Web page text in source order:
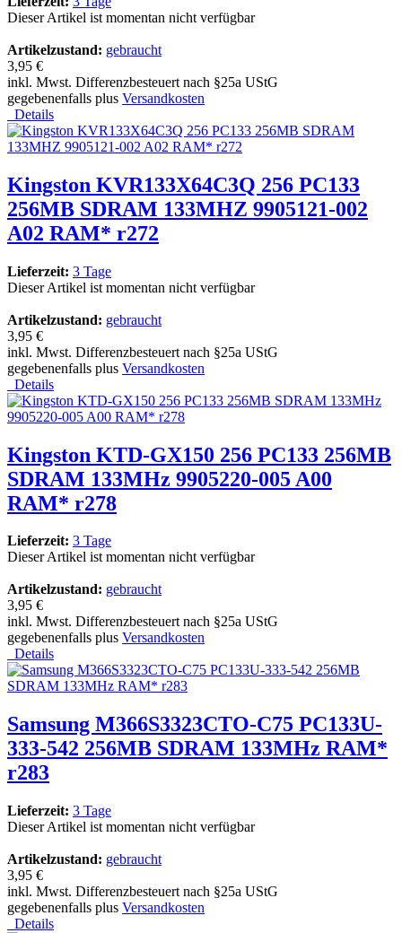
Dieser Artikel ist momentan nicht verfügbar
Artikelzustand: gebraucht
3,95 €
inkl. Mwst. Differenzbesteuert nach §25a UStG
gegebenenfalls plus Versandkosten
Details
Kingston KVR133X64C3Q 256 PC133
256MB SDRAM 133MHZ 9905121-002
A02 RAM* r272
Lieferzeit: 3 Tage
Dieser Artikel ist momentan nicht verfügbar
Artikelzustand: gebraucht
3,95 €
inkl. Mwst. Differenzbesteuert nach §25a UStG
gegebenenfalls plus Versandkosten
Details
Kingston KTD-GX150 256 PC133 256MB
SDRAM 133MHz 9905220-005 A00
RAM* r278
Lieferzeit: 3 Tage
Dieser Artikel ist momentan nicht verfügbar
Artikelzustand: gebraucht
3,95 €
inkl. Mwst. Differenzbesteuert nach §25a UStG
gegebenenfalls plus Versandkosten
Details
Samsung M366S3323CTO-C75 PC133U-
333-542 256MB SDRAM 133MHz RAM*
r283
Lieferzeit: 3 Tage
Dieser Artikel ist momentan nicht verfügbar
Artikelzustand: gebraucht
3,95 €
inkl. Mwst. Differenzbesteuert nach §25a UStG
gegebenenfalls plus Versandkosten
Details